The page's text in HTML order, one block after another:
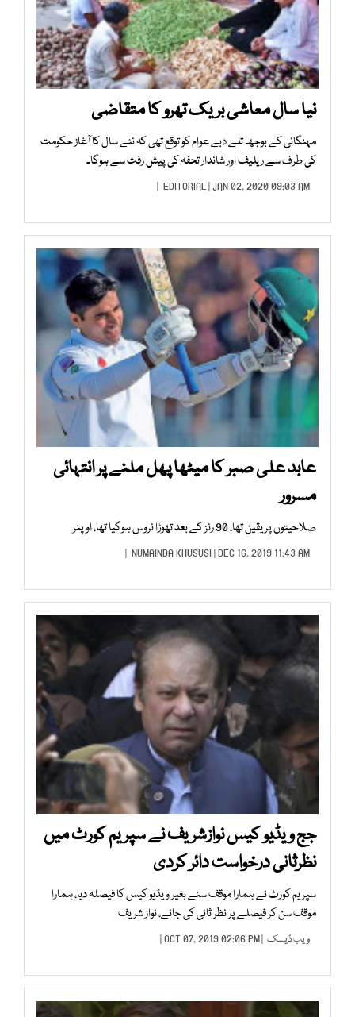
نیا سال معاشی بریک تھرو کا متقاضی
مہنگائی کے بوجھ تلے دبے عوام کو توقع تھی کہ نئے سال کا آغاز حکومت
کی طرف سے ریلیف اور شاندار تحفہ کی پیش رفت سے ہوگا۔
EDITORIAL| JAN 02, 2020 09:03 AM |
عابد علی صبر کا میٹھا پھل ملنے پر انتہائی
مسرور
صلاحیتوں پر یقین تھا، 90 رنز کے بعد تھوڑا نروس ہوگیا تھا، اوپنر
NUMAINDA KHUSUSI | DEC 16, 2019 11:43 AM |
جج ویڈیو کیس نوازشریف نے سپریم کورٹ میں
نظرثانی درخواست دائر کردی
سپریم کورٹ نے ہمارا موقف سنے بغیر ویڈیو کیس کا فیصلہ دیا، ہمارا
موقف سن کر فیصلے پر نظر ثانی کی جائے، نواز شریف
ویب ڈیسک | OCT 07, 2019 02:06 PM |